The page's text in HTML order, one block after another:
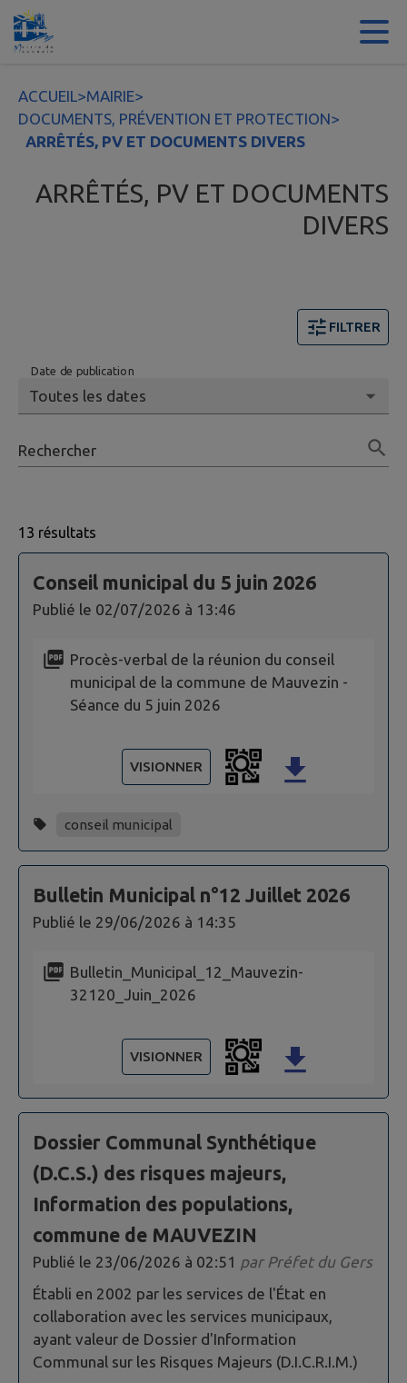
Contenu
ACCUEIL>MAIRIE>
DOCUMENTS, PRÉVENTION ET PROTECTION>
ARRÊTÉS, PV ET DOCUMENTS DIVERS
ARRÊTÉS, PV ET DOCUMENTS
DIVERS
FILTRER
Date de publication
Rechercher
13 résultats
Conseil municipal du 5 juin 2026
Publié le 02/07/2026 à 13:46
Procès-verbal de la réunion du conseil
municipal de la commune de Mauvezin -
Séance du 5 juin 2026
VISIONNER
conseil municipal
Bulletin Municipal n°12 Juillet 2026
Publié le 29/06/2026 à 14:35
Bulletin_Municipal_12_Mauvezin-
32120_Juin_2026
VISIONNER
Dossier Communal Synthétique
(D.C.S.) des risques majeurs,
Information des populations,
commune de MAUVEZIN
Publié le 23/06/2026 à 02:51 par Préfet du Gers
Établi en 2002 par les services de l'État en
collaboration avec les services municipaux,
ayant valeur de Dossier d'Information
Communal sur les Risques Majeurs (D.I.C.R.I.M.)